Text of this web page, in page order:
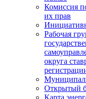
Комиссия
их прав
Рабочая
округа
Открытый